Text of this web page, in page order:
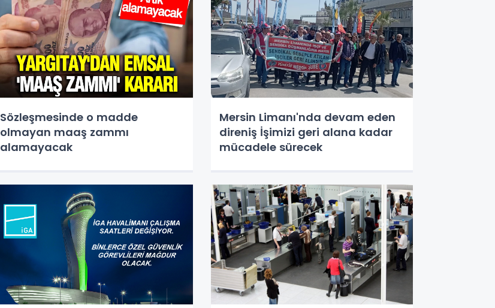
Sözleşmesinde o madde
olmayan maaş zammı
alamayacak
Mersin Limanı'nda devam eden
direniş İşimizi geri alana kadar
mücadele sürecek